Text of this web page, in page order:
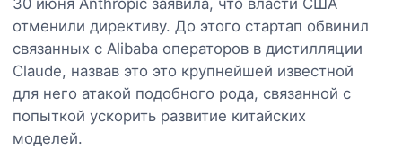
отменили директиву. До этого стартап обвинил
связанных с Alibaba операторов в дистилляции
Claude, назвав это это крупнейшей известной
для него атакой подобного рода, связанной с
попыткой ускорить развитие китайских
моделей.